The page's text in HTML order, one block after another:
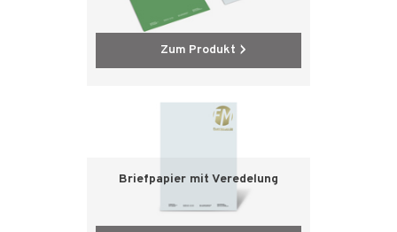
Zum Produkt
Briefpapier mit Veredelung